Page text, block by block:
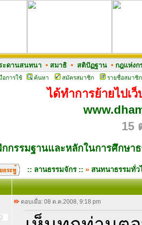
ะดานสนทนา • สมาธิ• สติปัฏฐาน• กฎแห่งก
อการใช้ ค้นหา สมัครสมาชิก รายชื่อสมาชิก
ได้ทำการย้ายไปเ
15
กรรมฐานและหลักในการศึกษา
:: ลานธรรมจักร :: » สนทนาธรรมทั่ว
ตอบเมื่อ: 08 ต.ค.2008, 9:18 pm